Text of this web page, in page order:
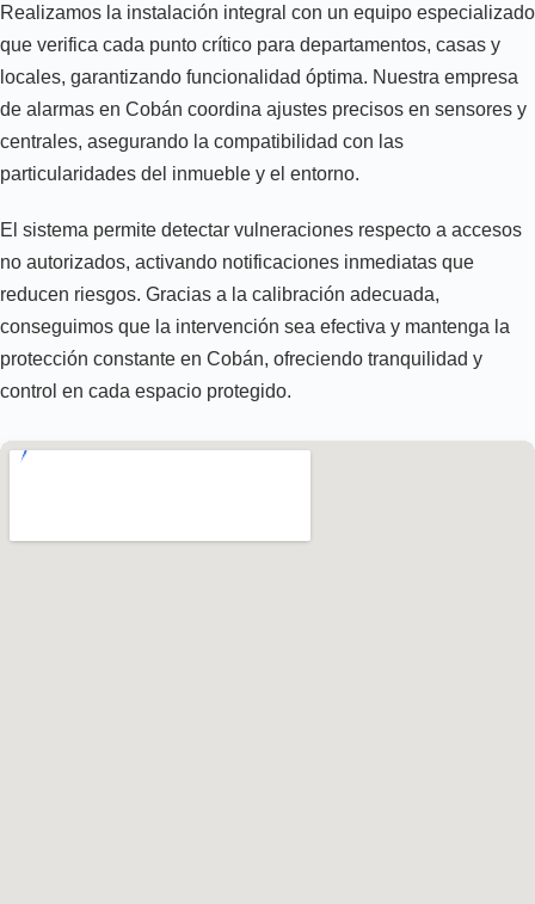
Realizamos la instalación integral con un equipo especializado
que verifica cada punto crítico para departamentos, casas y
locales, garantizando funcionalidad óptima. Nuestra empresa
de alarmas en Cobán coordina ajustes precisos en sensores y
centrales, asegurando la compatibilidad con las
particularidades del inmueble y el entorno.
El sistema permite detectar vulneraciones respecto a accesos
no autorizados, activando notificaciones inmediatas que
reducen riesgos. Gracias a la calibración adecuada,
conseguimos que la intervención sea efectiva y mantenga la
protección constante en Cobán, ofreciendo tranquilidad y
control en cada espacio protegido.